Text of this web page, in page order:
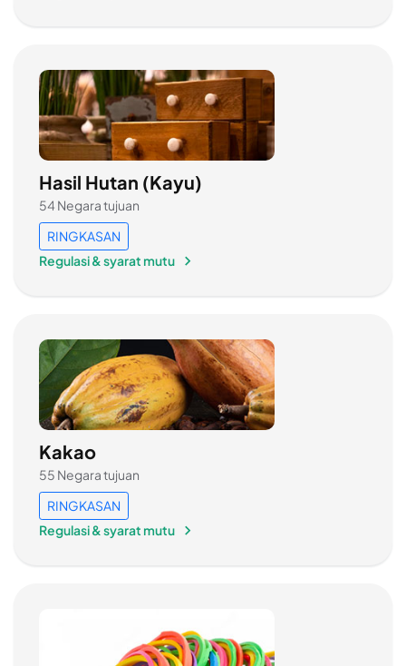
Hasil Hutan (Kayu)
54 Negara tujuan
RINGKASAN
Regulasi & syarat mutu
Kakao
55 Negara tujuan
RINGKASAN
Regulasi & syarat mutu